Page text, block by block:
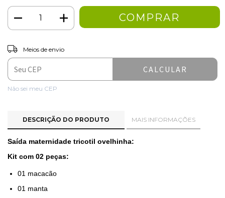
Entregas para o CEP:
Meios de envio
CALCULAR
Não sei meu CEP
DESCRIÇÃO DO PRODUTO MAIS INFORMAÇÕES
Saída maternidade tricotil ovelhinha:
Kit com 02 peças:
01 macacão
01 manta